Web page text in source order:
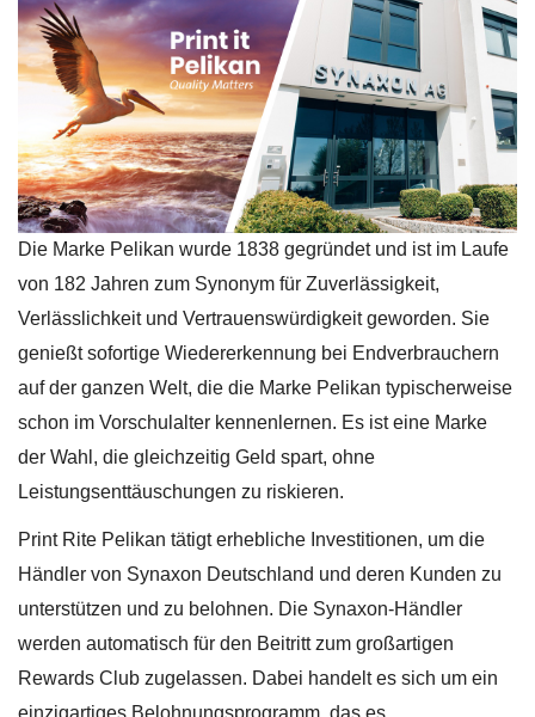
Die Marke Pelikan wurde 1838 gegründet und ist im Laufe
von 182 Jahren zum Synonym für Zuverlässigkeit,
Verlässlichkeit und Vertrauenswürdigkeit geworden. Sie
genießt sofortige Wiedererkennung bei Endverbrauchern
auf der ganzen Welt, die die Marke Pelikan typischerweise
schon im Vorschulalter kennenlernen. Es ist eine Marke
der Wahl, die gleichzeitig Geld spart, ohne
Leistungsenttäuschungen zu riskieren.
Print Rite Pelikan tätigt erhebliche Investitionen, um die
Händler von Synaxon Deutschland und deren Kunden zu
unterstützen und zu belohnen. Die Synaxon-Händler
werden automatisch für den Beitritt zum großartigen
Rewards Club zugelassen. Dabei handelt es sich um ein
einzigartiges Belohnungsprogramm, das es